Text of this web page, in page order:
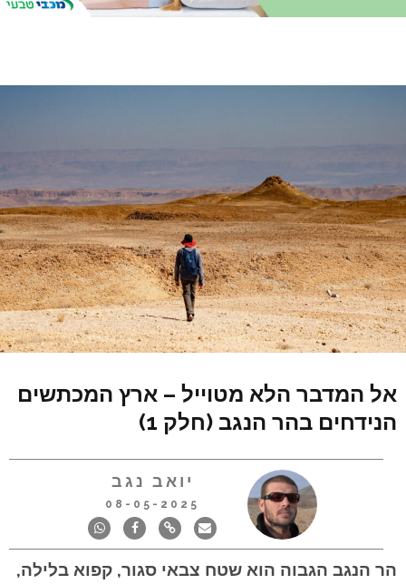
אל המדבר הלא מטוייל – ארץ המכתשים
הנידחים בהר הנגב (חלק 1)
יואב נגב
08-05-2025
הר הנגב הגבוה הוא שטח צבאי סגור, קפוא בלילה,